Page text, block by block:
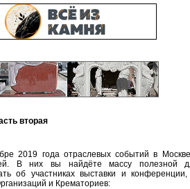
вторая
2019 года отраслевых событий в
В них вы найдёте массу полезной
об участниках выставки и конференции,
и Крематориев: